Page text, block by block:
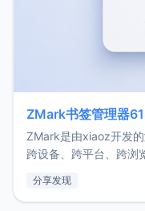
ZMark书签管理器
ZMark是由xiaoz开发
跨设备、跨平台、跨浏
用，让管理更高效。
分享发现